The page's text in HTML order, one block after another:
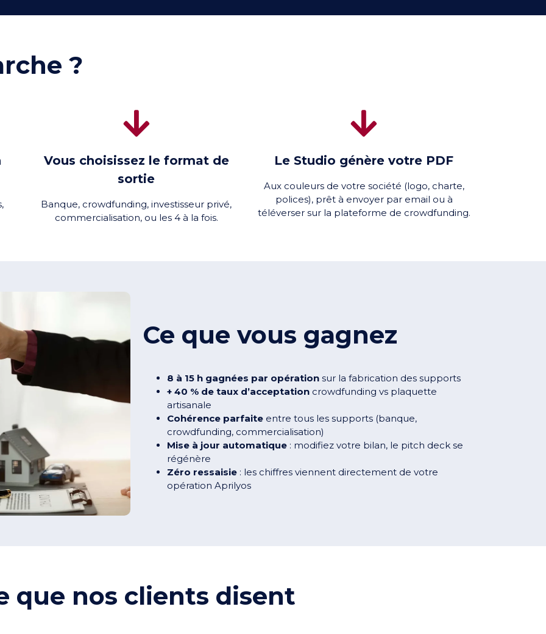
?
Vous choisissez le format de
sortie
Banque, crowdfunding, investisseur privé,
commercialisation, ou les 4 à la fois.
Le Studio génère votre PDF
Aux couleurs de votre société (logo, charte,
polices), prêt à envoyer par email ou à
téléverser sur la plateforme de crowdfunding.
Ce que vous gagnez
8 à 15 h gagnées par opération sur la fabrication des supports
+ 40 % de taux d’acceptation crowdfunding vs plaquette
artisanale
Cohérence parfaite entre tous les supports (banque,
crowdfunding, commercialisation)
Mise à jour automatique : modifiez votre bilan, le pitch deck se
régénère
Zéro ressaisie : les chiffres viennent directement de votre
opération Aprilyos
que nos clients disent